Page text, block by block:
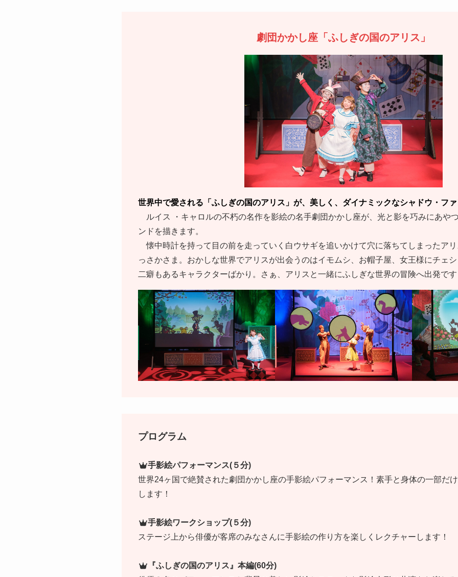
劇団かかし座 「ふしぎの国のアリス」
世界中で愛される「ふしぎの国のアリス」が、美しく、ダイナミックなシャドウ・フ
ルイス ・キャロルの不朽の名作を影絵の名手劇団かかし座が、光と影を巧みにあや
ンドを描きます。
懐中時計を持って目の前を走っていく白ウサギを追いかけて穴に落ちてしまったア
っさかさま。おかしな世界でアリスが出会うのはイモムシ、お帽子屋、女王様にチェ
二癖もあるキャラクターばかり。さぁ、アリスと一緒にふしぎな世界の冒険へ出発で
プログラム
手影絵パフォーマンス(５分)
世界24ヶ国で絶賛された劇団かかし座の手影絵パフォーマンス！素手と身体の一部だ
します！
手影絵ワークショップ(５分)
ステージ上から俳優が客席のみなさんに手影絵の作り方を楽しくレクチャーします！
『ふしぎの国のアリス』本編(60分)